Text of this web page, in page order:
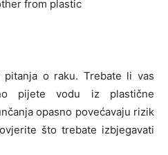
o raku. Trebate li vas
pijete vodu iz plastične
opasno povećavaju rizik
što trebate izbjegavati